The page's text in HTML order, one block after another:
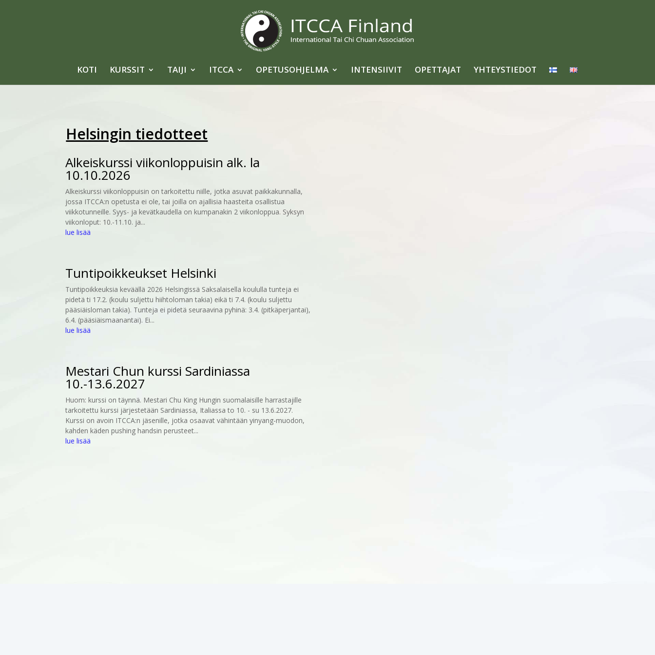
KOTI KURSSIT TAIJI ITCCA OPETUSOHJELMA INTENSIIVIT OPETTAJAT YHTEYSTIEDOT
Helsingin tiedotteet
Alkeiskurssi viikonloppuisin alk. la
10.10.2026
Alkeiskurssi viikonloppuisin on tarkoitettu niille, jotka asuvat paikkakunnalla,
jossa ITCCA:n opetusta ei ole, tai joilla on ajallisia haasteita osallistua
viikkotunneille. Syys- ja kevätkaudella on kumpanakin 2 viikonloppua. Syksyn
viikonloput: 10.-11.10. ja...
lue lisää
Tuntipoikkeukset Helsinki
Tuntipoikkeuksia keväällä 2026 Helsingissä Saksalaisella koululla tunteja ei
pidetä ti 17.2. (koulu suljettu hiihtoloman takia) eikä ti 7.4. (koulu suljettu
pääsiäisloman takia). Tunteja ei pidetä seuraavina pyhinä: 3.4. (pitkäperjantai),
6.4. (pääsiäismaanantai). Ei...
lue lisää
Mestari Chun kurssi Sardiniassa
10.-13.6.2027
Huom: kurssi on täynnä. Mestari Chu King Hungin suomalaisille harrastajille
tarkoitettu kurssi järjestetään Sardiniassa, Italiassa to 10. - su 13.6.2027.
Kurssi on avoin ITCCA:n jäsenille, jotka osaavat vähintään yinyang-muodon,
kahden käden pushing handsin perusteet...
lue lisää